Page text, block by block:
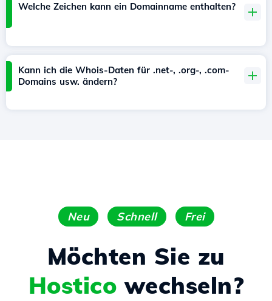
Welche Zeichen kann ein Domainname enthalten?
Kann ich die Whois-Daten für .net-, .org-, .com-
Domains usw. ändern?
Neu Schnell Frei
Möchten Sie zu
Hostico wechseln?